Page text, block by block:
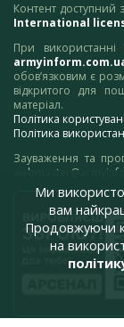
Контент доступний
International
При
обов’язковим є
відкритого для
матеріал.
Політика
Політика
Зауваження та
Ми
вам
Продовжуючи
на